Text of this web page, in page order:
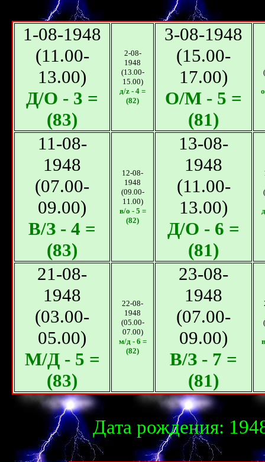
1-08-1948
(11.00-
13.00)
Д/O - 3 =
(83)
2-08-
1948
(13.00-
15.00)
д/z - 4 =
(82)
3-08-1948
(15.00-
17.00)
О/M - 5 =
(81)
11-08-
1948
(07.00-
09.00)
В/З - 4 =
(83)
12-08-
1948
(09.00-
11.00)
в/o - 5 =
(82)
13-08-
1948
(11.00-
13.00)
Д/O - 6 =
(81)
21-08-
1948
(03.00-
05.00)
М/Д - 5 =
(83)
22-08-
1948
(05.00-
07.00)
м/д - 6 =
(82)
23-08-
1948
(07.00-
09.00)
В/З - 7 =
(81)
Дата рождения: